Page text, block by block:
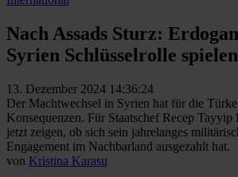
Nach Assads Sturz:
Syrien Schlüsselrolle spielen
13. Dezember 2024 14:36:24
Der Machtwechsel in Syrien hat für die
Konsequenzen. Für Staatschef Recep
jetzt zeigen, ob sich sein jahrelanges
Engagement im Nachbarland ausgezahlt hat.
von Kristina Karasu